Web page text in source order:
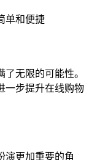
单和便捷
无限的可能性。
一步提升在线购物
演更加重要的角